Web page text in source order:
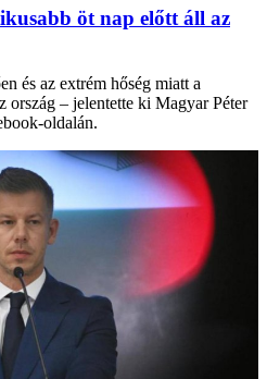
öt nap előtt áll az
és az extrém hőség miatt a
ország – jelentette ki Magyar Péter
oldalán.